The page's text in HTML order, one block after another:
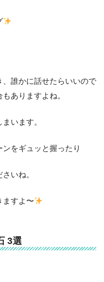
誰かに話せたらいいので
ありますよね。
います。
をギュッと握ったり
いね。
ますよ〜
3選